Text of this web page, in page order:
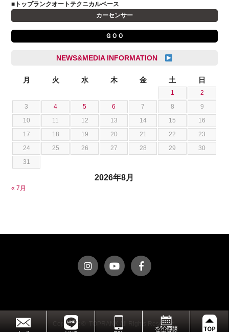
石川 成一郎
荒居 力哉
荻野 雅史
菊池 大誠
藤本 京弥
西川 諒
クライスラー
クライスラージープ
スズキ
ダッジ
テスラ
トヨタ
ニッサン
フェラーリ
フォルクスワーゲン
ポルシェ
ミニ
■トップランクオートテクニカルベース
カーセンサー
ＧＯＯ
NEWS&MEDIA INFORMATION
2026年8月
月 火 水 木 金 土 日
1
2
3
4 5 6 7 8
9
10
11 12 13 14 15
16
17
18 19 20 21 22
23
24
25 26 27 28 29
30
31
« 7月
Copyright © TOPRANK All Rights Reserved.